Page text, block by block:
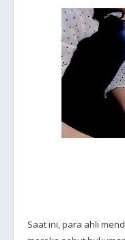
Saat ini, para ahli